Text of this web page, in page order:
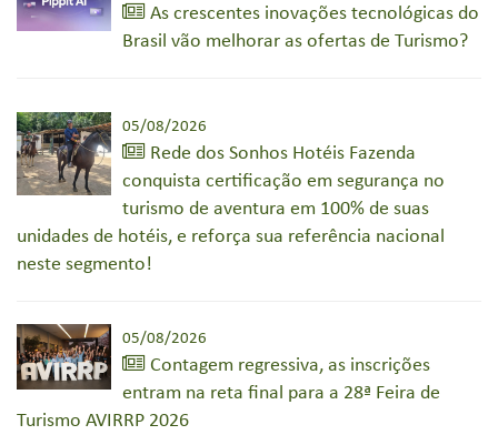
As crescentes inovações tecnológicas do
Brasil vão melhorar as ofertas de Turismo?
05/08/2026
Rede dos Sonhos Hotéis Fazenda
conquista certificação em segurança no
turismo de aventura em 100% de suas
unidades de hotéis, e reforça sua referência nacional
neste segmento!
05/08/2026
Contagem regressiva, as inscrições
entram na reta final para a 28ª Feira de
Turismo AVIRRP 2026